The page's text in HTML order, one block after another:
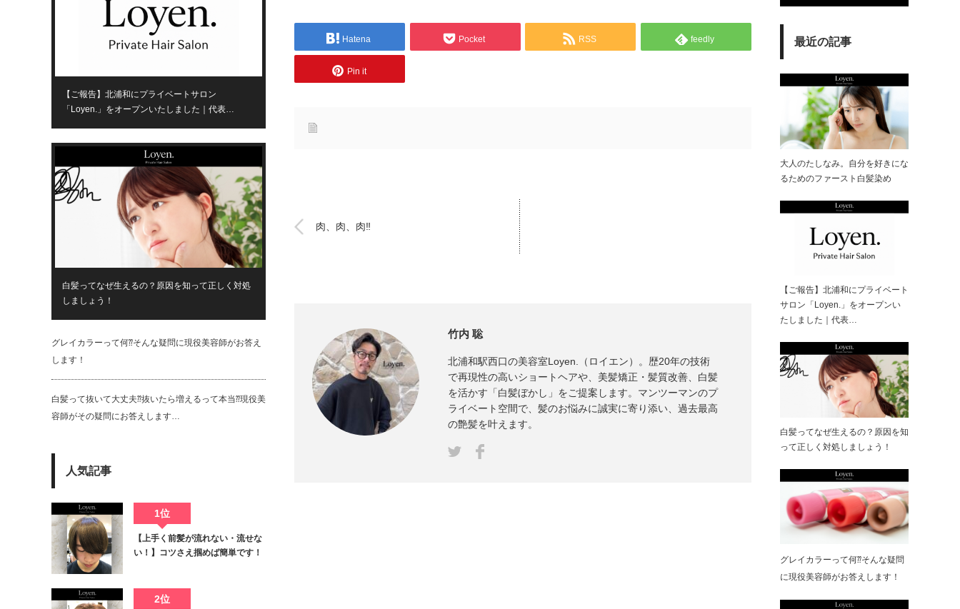
Hatena Pocket RSS feedly
Pin it
肉、肉、肉‼︎
竹内 聡
北浦和駅西口の美容室Loyen.（ロイエン）。歴20年の技術
で再現性の高いショートヘアや、美髪矯正・髪質改善、白髪
を活かす「白髪ぼかし」をご提案します。マンツーマンのプ
ライベート空間で、髪のお悩みに誠実に寄り添い、過去最高
の艶髪を叶えます。
【ご報告】北浦和にプライベートサロン
「Loyen.」をオープンいたしました｜代表…
白髪ってなぜ生えるの？原因を知って正しく対処
しましょう！
グレイカラーって何⁇そんな疑問に現役美容師がお答え
します！
白髪って抜いて大丈夫⁇抜いたら増えるって本当⁇現役美
容師がその疑問にお答えします…
人気記事
1位
【上手く前髪が流れない・流せな
い！】コツさえ掴めば簡単です！
2位
最近の記事
大人のたしなみ。自分を好きにな
るためのファースト白髪染め
【ご報告】北浦和にプライベート
サロン「Loyen.」をオープンい
たしました｜代表…
白髪ってなぜ生えるの？原因を知
って正しく対処しましょう！
グレイカラーって何⁇そんな疑問
に現役美容師がお答えします！